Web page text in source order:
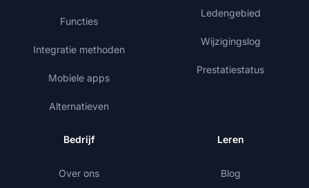
Functies
Integratie methoden
Mobiele apps
Alternatieven
Ledengebied
Wijzigingslog
Prestatiestatus
Bedrijf
Over ons
Leren
Blog